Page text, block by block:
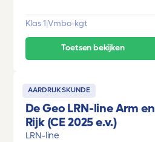
Klas 1 |Vmbo-kgt
Toetsen bekijken
AARDRIJKSKUNDE
De Geo LRN-line Arm en
Rijk (CE 2025 e.v.)
LRN-line